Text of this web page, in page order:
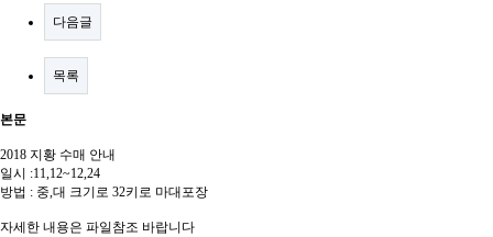
무료배송!
[ 농협 ]
517142-51-013245
다음글
목록
본문
2018 지황 수매 안내
일시 :11,12~12,24
방법 : 중,대 크기로 32키로 마대포장
자세한 내용은 파일참조 바랍니다